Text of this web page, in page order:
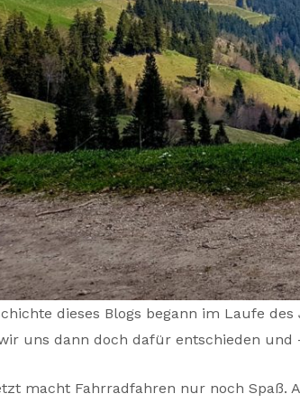
dieses Blogs begann im Laufe
uns dann doch dafür entschieden
macht Fahrradfahren nur noch Spaß.